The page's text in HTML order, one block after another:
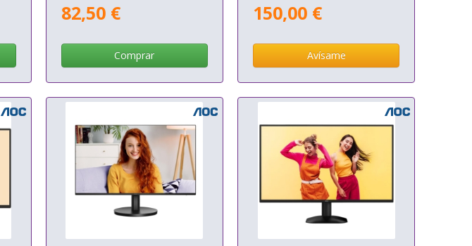
82,50 €
Comprar
150,00 €
Avísame